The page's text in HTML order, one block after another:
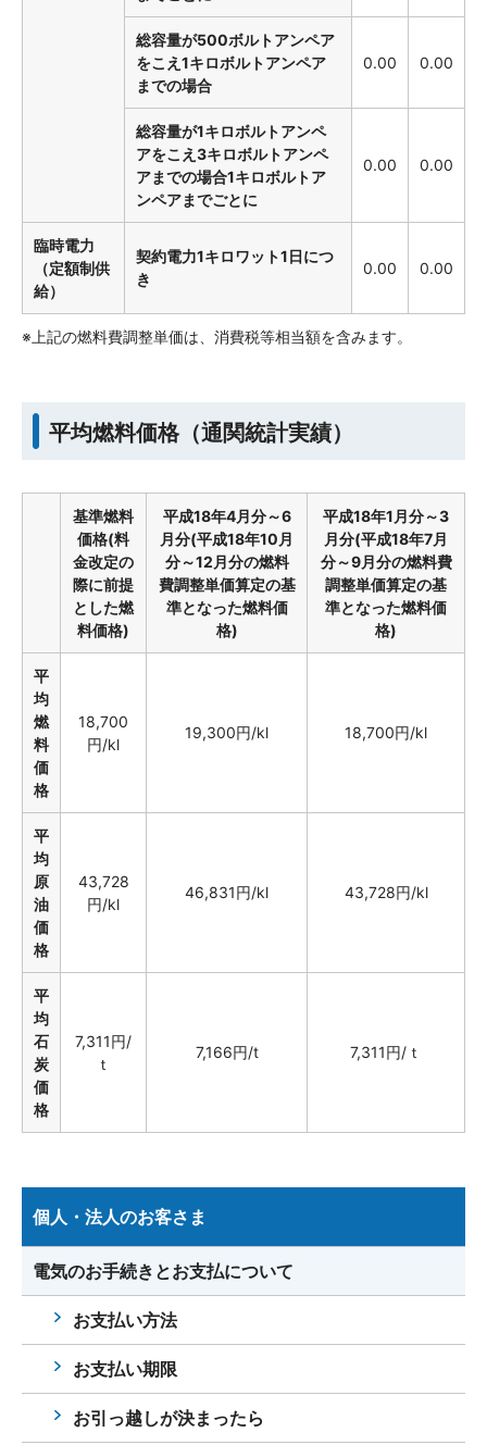
総容量が500ボルトアンペア
をこえ1キロボルトアンペア
までの場合
0.00 0.00
総容量が1キロボルトアンペ
アをこえ3キロボルトアンペ
アまでの場合1キロボルトア
ンペアまでごとに
0.00 0.00
臨時電力
（定額制供
給）
契約電力1キロワット1日につ
き
0.00 0.00
※上記の燃料費調整単価は、消費税等相当額を含みます。
平均燃料価格（通関統計実績）
基準燃料
価格(料
金改定の
際に前提
とした燃
料価格)
平成18年4月分～6
月分(平成18年10月
分～12月分の燃料
費調整単価算定の基
準となった燃料価
格)
平成18年1月分～3
月分(平成18年7月
分～9月分の燃料費
調整単価算定の基
準となった燃料価
格)
平
均
燃
料
価
格
18,700
円/kl
19,300円/kl 18,700円/kl
平
均
原
油
価
格
43,728
円/kl
46,831円/kl 43,728円/kl
平
均
石
炭
価
格
7,311円/
ｔ
7,166円/t 7,311円/ｔ
個人・法人のお客さま
電気のお手続きとお支払について
お支払い方法
お支払い期限
お引っ越しが決まったら